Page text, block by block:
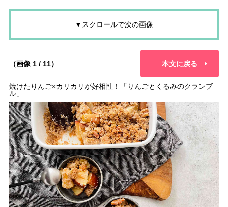
▼スクロールで次の画像
（画像 1 / 11） 本文に戻る
焼けたりんご×カリカリが好相性！「りんごとくるみのクランブ
ル」